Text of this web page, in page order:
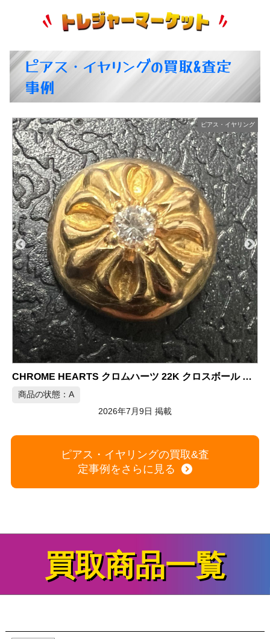
ピアス・イヤリングの買取&査定
事例
・イヤリング
CHROME HEARTS クロムハーツ 22K クロスボール ダイヤ スタッドピアス
ピアス・イ
商品の状態：B
2026年7月9日 掲載
ピアス・イヤリングの買取&査
定事例をさらに見る
買取商品一覧